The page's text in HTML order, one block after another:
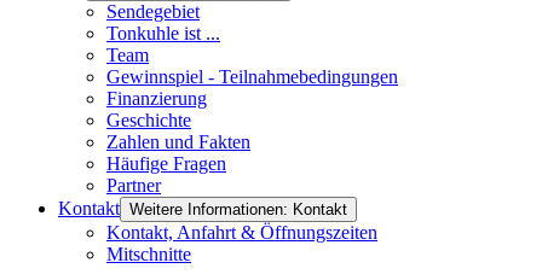
Sendegebiet
Tonkuhle ist ...
Team
Gewinnspiel - Teilnahmebedingungen
Finanzierung
Geschichte
Zahlen und Fakten
Häufige Fragen
Partner
Kontakt Weitere Informationen: Kontakt
Kontakt, Anfahrt & Öffnungszeiten
Mitschnitte